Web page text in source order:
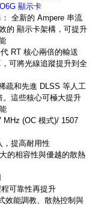
顯示卡
全新的 Ampere 串流
的 顯示卡架構，可提升
RT 核心兩倍的輸送
可將光線追蹤提升到全
疏和先進 DLSS 等人工
這些核心可極大提升
(OC 模式)/ 1507
，提高耐用性
的相容性與優越的散熱
可靠性再提升
效能調教、散熱控制與